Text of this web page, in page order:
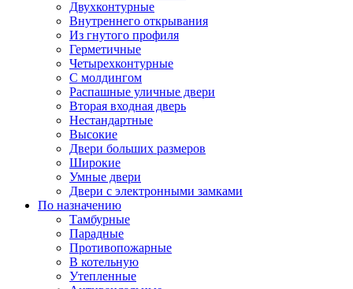
Двухконтурные
Внутреннего открывания
Из гнутого профиля
Герметичные
Четырехконтурные
С молдингом
Распашные уличные двери
Вторая входная дверь
Нестандартные
Высокие
Двери больших размеров
Широкие
Умные двери
Двери с электронными замками
По назначению
Тамбурные
Парадные
Противопожарные
В котельную
Утепленные